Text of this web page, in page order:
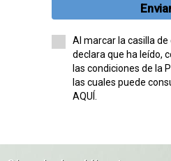
Al marcar la casilla
declara que ha leído,
las condiciones de la
las cuales puede
AQUÍ.